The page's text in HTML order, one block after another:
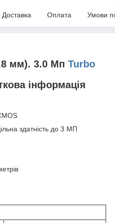
Доставка Оплата Умови
мм). 3.0 Мп Turbo
інформація
здатність до 3 МП